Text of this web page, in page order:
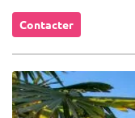
Contacter